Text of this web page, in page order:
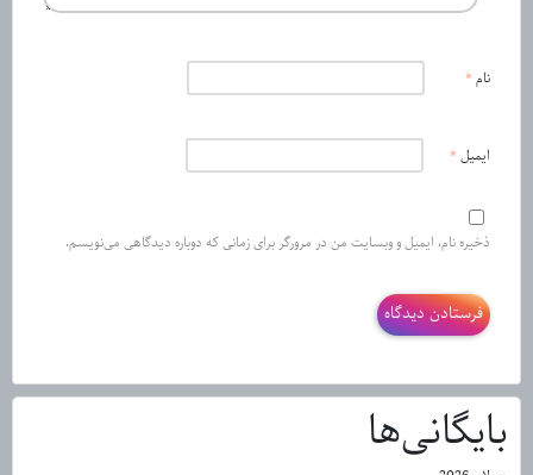
نام *
ایمیل *
ذخیره نام، ایمیل و وبسایت من در مرورگر برای زمانی که دوباره دیدگاهی می‌نویسم.
بایگانی‌ها